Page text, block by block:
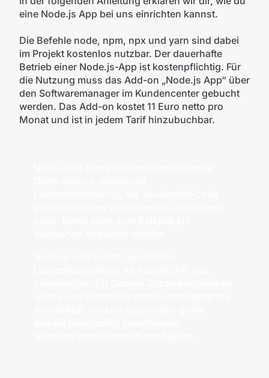
eine Node.js App bei uns einrichten kannst.
Die Befehle node, npm, npx und yarn sind dabei
im Projekt kostenlos nutzbar. Der dauerhafte
Betrieb einer Node.js-App ist kostenpflichtig. Für
die Nutzung muss das Add-on „Node.js App“ über
den Softwaremanager im Kundencenter gebucht
werden. Das Add-on kostet 11 Euro netto pro
Monat und ist in jedem Tarif hinzubuchbar.